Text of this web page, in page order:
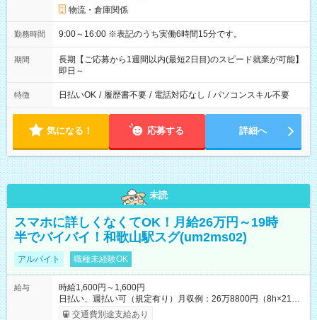
物流・倉庫関係
勤務時間 9:00～16:00 ※表記のうち実働6時間15分です。
期間
長期【ご応募から1週間以内(最短2日目)のスピード就業が可能】
即日～
特徴 日払いOK / 履歴書不要 / 電話対応なし / パソコンスキル不要
気になる！ 応募する 詳細へ
未読
スマホに詳しくなくてOK！月給26万円～19時
半でバイバイ！和歌山駅スグ(um2ms02)
アルバイト 職種未経験OK
給与
時給1,600円～1,600円
日払い、週払い可（規定有り）月収例：26万8800円（8h×21
日） 【試用期間】試用期間なし
交通費別途支給あり